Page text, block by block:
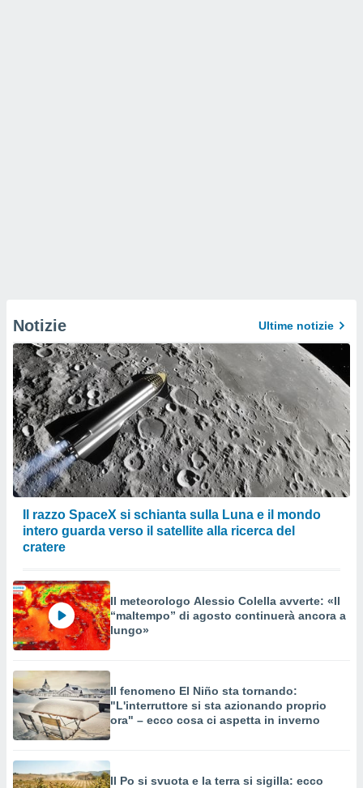
Notizie Ultime notizie
Il razzo SpaceX si schianta sulla Luna e il mondo
intero guarda verso il satellite alla ricerca del
cratere
Il meteorologo Alessio Colella avverte: «Il
“maltempo” di agosto continuerà ancora a
lungo»
Il fenomeno El Niño sta tornando:
"L'interruttore si sta azionando proprio
ora" – ecco cosa ci aspetta in inverno
Il Po si svuota e la terra si sigilla: ecco